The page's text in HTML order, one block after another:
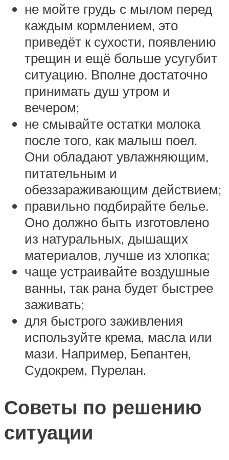
не мойте грудь с мылом перед
каждым кормлением, это
приведёт к сухости, появлению
трещин и ещё больше усугубит
ситуацию. Вполне достаточно
принимать душ утром и
вечером;
не смывайте остатки молока
после того, как малыш поел.
Они обладают увлажняющим,
питательным и
обеззараживающим действием;
правильно подбирайте белье.
Оно должно быть изготовлено
из натуральных, дышащих
материалов, лучше из хлопка;
чаще устраивайте воздушные
ванны, так рана будет быстрее
заживать;
для быстрого заживления
используйте крема, масла или
мази. Например, Бепантен,
Судокрем, Пурелан.
Советы по решению
ситуации